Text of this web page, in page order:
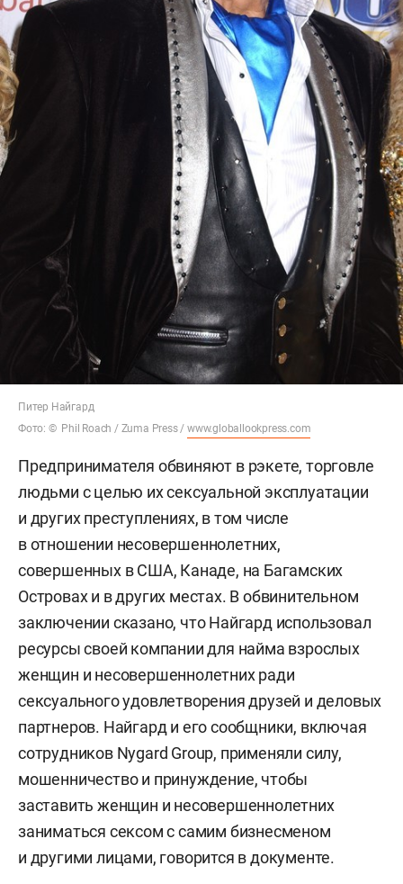
Питер Найгард
Фото: © Phil Roach / Zuma Press /www.globallookpress.com
Предпринимателя обвиняют в рэкете, торговле
людьми с целью их сексуальной эксплуатации
и других преступлениях, в том числе
в отношении несовершеннолетних,
совершенных в США, Канаде, на Багамских
Островах и в других местах. В обвинительном
заключении сказано, что Найгард использовал
ресурсы своей компании для найма взрослых
женщин и несовершеннолетних ради
сексуального удовлетворения друзей и деловых
партнеров. Найгард и его сообщники, включая
сотрудников Nygard Group, применяли силу,
мошенничество и принуждение, чтобы
заставить женщин и несовершеннолетних
заниматься сексом с самим бизнесменом
и другими лицами, говорится в документе.